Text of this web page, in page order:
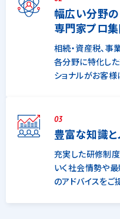
幅広い分野の
専門家プロ
相続・資産税、事
各分野に特化した
ショナルがお客
03
豊富な知識と
充実した研修制度
いく社会情勢や
のアドバイスをご